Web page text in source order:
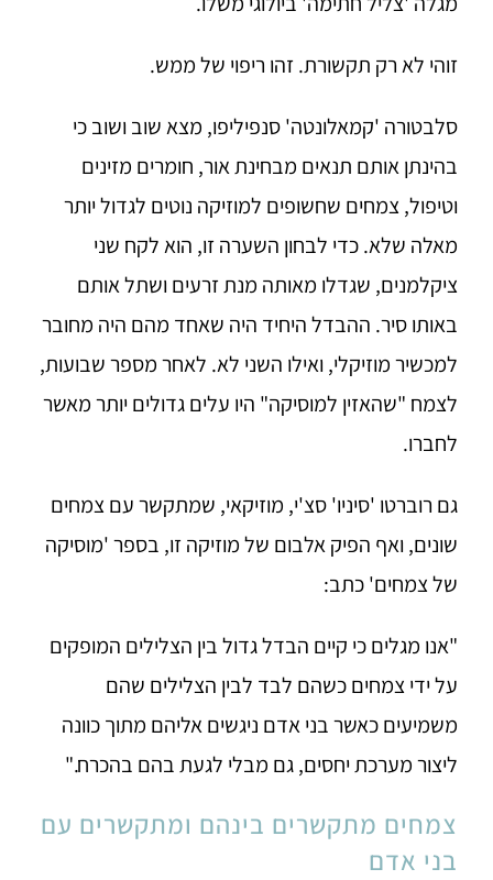
זוהי לא רק תקשורת. זהו ריפוי של ממש.
סלבטורה 'קמאלונטה' סנפיליפו, מצא שוב ושוב כי
בהינתן אותם תנאים מבחינת אור, חומרים מזינים
וטיפול, צמחים שחשופים למוזיקה נוטים לגדול יותר
מאלה שלא. כדי לבחון השערה זו, הוא לקח שני
ציקלמנים, שגדלו מאותה מנת זרעים ושתל אותם
באותו סיר. ההבדל היחיד היה שאחד מהם היה מחובר
למכשיר מוזיקלי, ואילו השני לא. לאחר מספר שבועות,
לצמח "שהאזין למוסיקה" היו עלים גדולים יותר מאשר
לחברו.
גם רוברטו 'סיניו' סצ'י, מוזיקאי, שמתקשר עם צמחים
שונים, ואף הפיק אלבום של מוזיקה זו, בספר 'מוסיקה
של צמחים' כתב:
"אנו מגלים כי קיים הבדל גדול בין הצלילים המופקים
על ידי צמחים כשהם לבד לבין הצלילים שהם
משמיעים כאשר בני אדם ניגשים אליהם מתוך כוונה
ליצור מערכת יחסים, גם מבלי לגעת בהם בהכרח."
צמחים מתקשרים בינהם ומתקשרים עם
בני אדם